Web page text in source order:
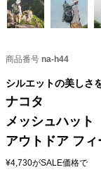
商品番号 na-h44
シルエットの美しさ
ナコタ
メッシュハット
アウトドア フィ
¥4,730がSALE価格で